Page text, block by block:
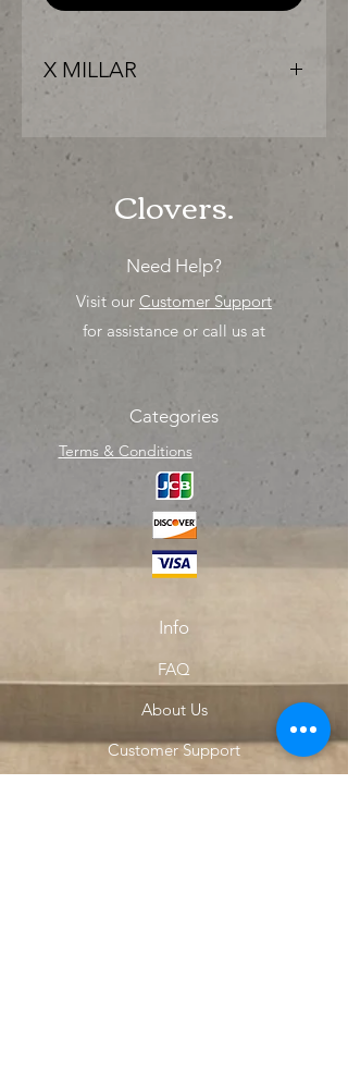
X MILLAR
comprar o para surtir, solo los
mejores precios para tu tienda o
Clovers.
Need Help?
Visit our Customer Support
for assistance or call us at
Categories
Terms & Conditions
Info
FAQ
About Us
Customer Support